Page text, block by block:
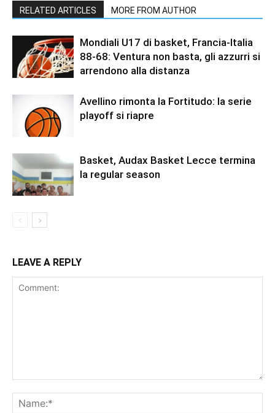
RELATED ARTICLES MORE FROM AUTHOR
Mondiali U17 di basket, Francia-Italia
88-68: Ventura non basta, gli azzurri si
arrendono alla distanza
Avellino rimonta la Fortitudo: la serie
playoff si riapre
Basket, Audax Basket Lecce termina
la regular season
LEAVE A REPLY